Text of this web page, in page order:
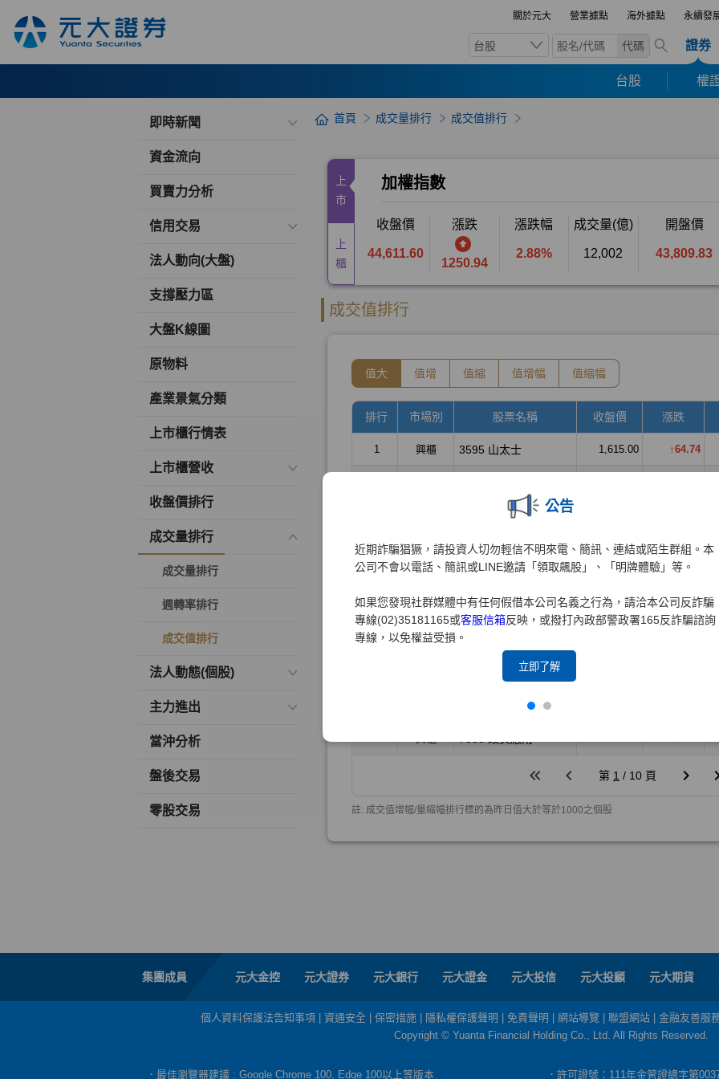
關於元大 營業據點 海外據點 永續發
台股 代碼 證券
台股 權
公告
近期詐騙猖獗，請投資人切勿輕信不明來電、簡訊、連結或陌生群組。本
公司不會以電話、簡訊或LINE邀請「領取飆股」、「明牌體驗」等。
如果您發現社群媒體中有任何假借本公司名義之行為，請洽本公司反詐騙
專線(02)35181165或客服信箱反映，或撥打內政部警政署165反詐騙諮詢
專線，以免權益受損。
立即了解
即時新聞
資金流向
買賣力分析
信用交易
法人動向(大盤)
支撐壓力區
大盤K線圖
原物料
產業景氣分類
上市櫃行情表
上市櫃營收
收盤價排行
成交量排行
成交量排行
週轉率排行
成交值排行
法人動態(個股)
主力進出
當沖分析
盤後交易
零股交易
首頁 成交量排行 成交值排行
集團成員 元大金控 元大證券 元大銀行 元大證金 元大投信 元大投顧 元大期貨
個人資料保護法告知事項 資通安全 保密措施 隱私權保護聲明 免責聲明 網站導覽 聯盟網站
金融友善服
Copyright © Yuanta Financial Holding Co., Ltd. All Rights Reserved.
．最佳瀏覽器建議 : Google Chrome 100, Edge 100以上等版本 ．許可證號：111年金管證總字第